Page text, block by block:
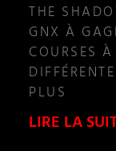
THE
GNX À
COURSES
PLUS
LIRE LA